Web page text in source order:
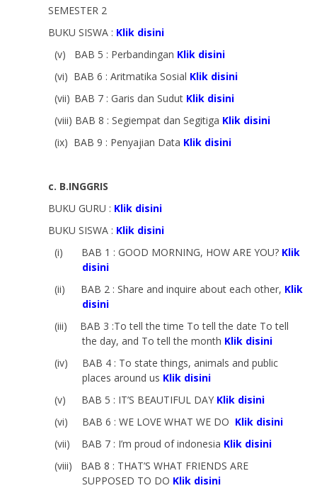
SEMESTER 2
BUKU SISWA : Klik disini
(v)
BAB 5 : Perbandingan Klik disini
(vi) BAB 6 : Aritmatika Sosial Klik disini
(vii) BAB 7 : Garis dan Sudut Klik disini
(viii) BAB 8 : Segiempat dan Segitiga Klik disini
(ix) BAB 9 : Penyajian Data Klik disini
c. B.INGGRIS
BUKU GURU : Klik disini
BUKU SISWA : Klik disini
(i)
BAB 1 : GOOD MORNING, HOW ARE YOU? Klik
disini
(ii)
BAB 2 : Share and inquire about each other, Klik
disini
(iii)
BAB 3 :To tell the time To tell the date To tell
the day, and To tell the month Klik disini
(iv)
BAB 4 : To state things, animals and public
places around us Klik disini
(v)
BAB 5 : IT’S BEAUTIFUL DAY Klik disini
(vi)
BAB 6 : WE LOVE WHAT WE DO Klik disini
(vii)
BAB 7 : I’m proud of indonesia Klik disini
(viii)
BAB 8 : THAT’S WHAT FRIENDS ARE
SUPPOSED TO DO Klik disini